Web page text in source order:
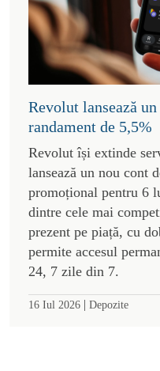
Revolut lansează
randament de 5,5%
Revolut își extinde
lansează un nou cont
promoțional pentru 6
dintre cele mai
prezent pe piață, cu
permite accesul
24, 7 zile din 7.
16 Iul 2026 | Depozite